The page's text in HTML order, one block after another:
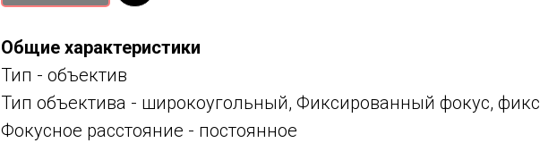
Общие характеристики
Тип - объектив
Тип объектива - широкоугольный, Фиксированный фокус, фикс
Фокусное расстояние - постоянное